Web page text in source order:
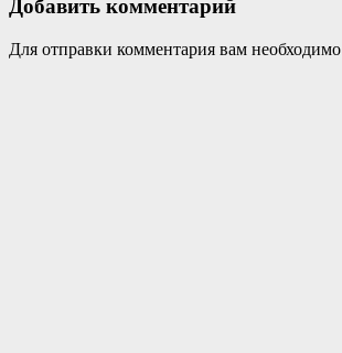
Добавить комментарий
Для отправки комментария вам необходимо